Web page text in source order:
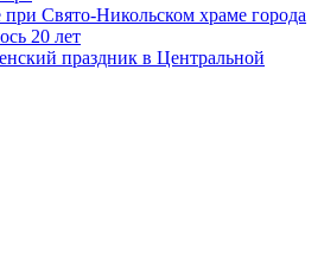
Свято-Никольском храме города
20 лет
праздник в Центральной